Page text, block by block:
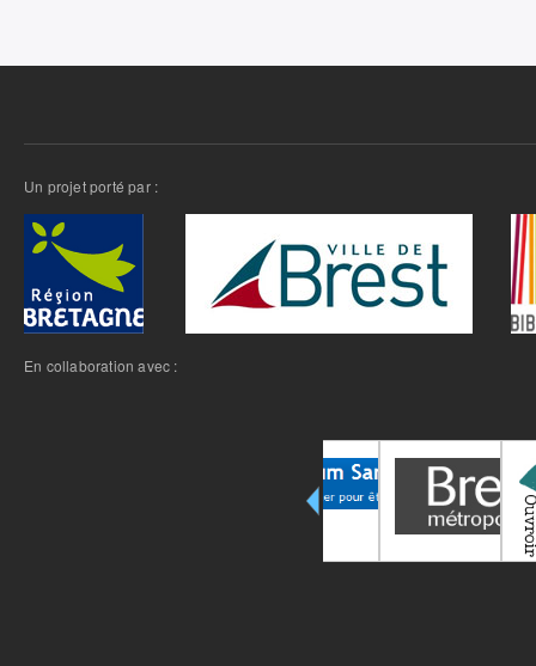
Un projet porté par :
En collaboration avec :